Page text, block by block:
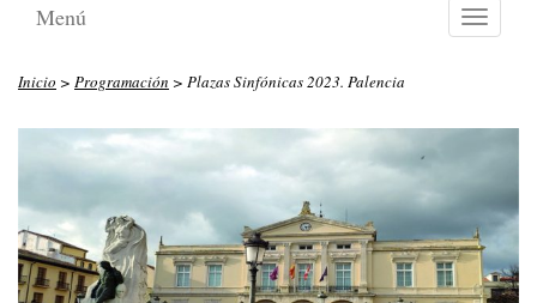
Toggle
Menú
Inicio > Programación > Plazas Sinfónicas 2023. Palencia